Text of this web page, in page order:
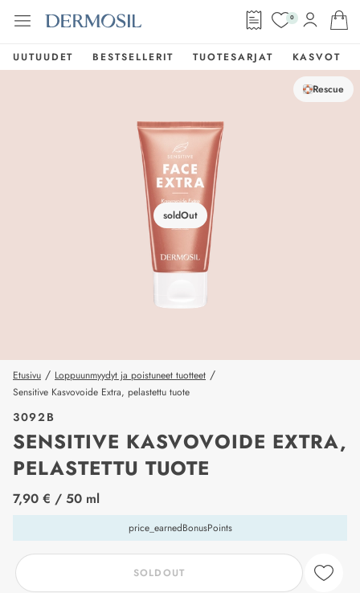
0
UUTUUDET BESTSELLERIT TUOTESARJAT KASVOT
soldOut
Rescue
Etusivu / Loppuunmyydyt ja poistuneet tuotteet /
Sensitive Kasvovoide Extra, pelastettu tuote
3092B
SENSITIVE KASVOVOIDE EXTRA,
PELASTETTU TUOTE
price_label
7,90 € / 50 ml
price_earnedBonusPoints
SOLDOUT